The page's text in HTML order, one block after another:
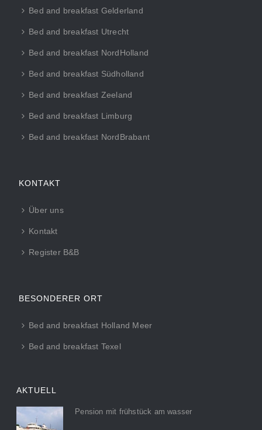
Bed and breakfast Gelderland
Bed and breakfast Utrecht
Bed and breakfast NordHolland
Bed and breakfast Südholland
Bed and breakfast Zeeland
Bed and breakfast Limburg
Bed and breakfast NordBrabant
KONTAKT
Über uns
Kontakt
Register B&B
BESONDERER ORT
Bed and breakfast Holland Meer
Bed and breakfast Texel
AKTUELL
Pension mit frühstück am wasser